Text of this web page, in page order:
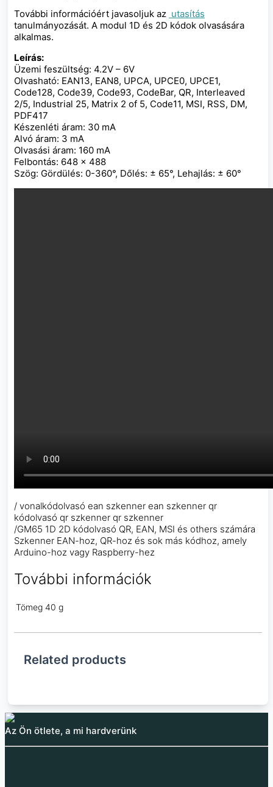
További információért javasoljuk az utasítás
tanulmányozását. A modul 1D és 2D kódok olvasására
alkalmas.
Leírás:
Üzemi feszültség: 4.2V – 6V
Olvasható: EAN13, EAN8, UPCA, UPCE0, UPCE1,
Code128, Code39, Code93, CodeBar, QR, Interleaved
2/5, Industrial 25, Matrix 2 of 5, Code11, MSI, RSS, DM,
PDF417
Készenléti áram: 30 mA
Alvó áram: 3 mA
Olvasási áram: 160 mA
Felbontás: 648 × 488
Szög: Gördülés: 0-360°, Dőlés: ± 65°, Lehajlás: ± 60°
/ vonalkódolvasó ean szkenner ean szkenner qr
kódolvasó qr szkenner qr szkenner
/GM65 1D 2D kódolvasó QR, EAN, MSI és others számára
Szkenner EAN-hoz, QR-hoz és sok más kódhoz, amely
Arduino-hoz vagy Raspberry-hez
További információk
Tömeg 40 g
Related products
Az Ön ötlete, a mi hardverünk